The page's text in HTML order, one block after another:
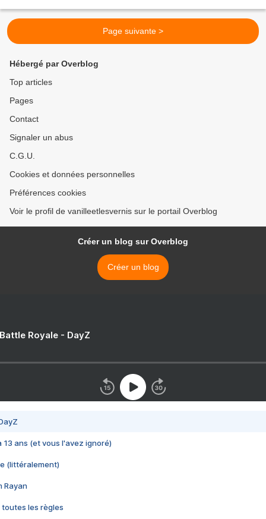
Page suivante >
Hébergé par Overblog
Top articles
Pages
Contact
Signaler un abus
C.G.U.
Cookies et données personnelles
Préférences cookies
Voir le profil de vanilleetlesvernis sur le portail Overblog
Créer un blog sur Overblog
Créer un blog
Royale - DayZ
13 ans (et vous l'avez ignoré)
(littéralement)
Rayan
toutes les règles